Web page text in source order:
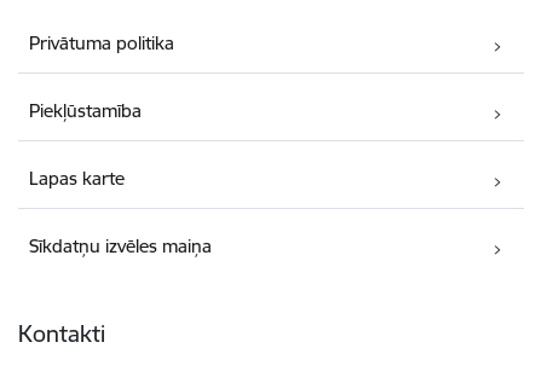
Privātuma politika
Piekļūstamība
Lapas karte
Sīkdatņu izvēles maiņa
Kontakti